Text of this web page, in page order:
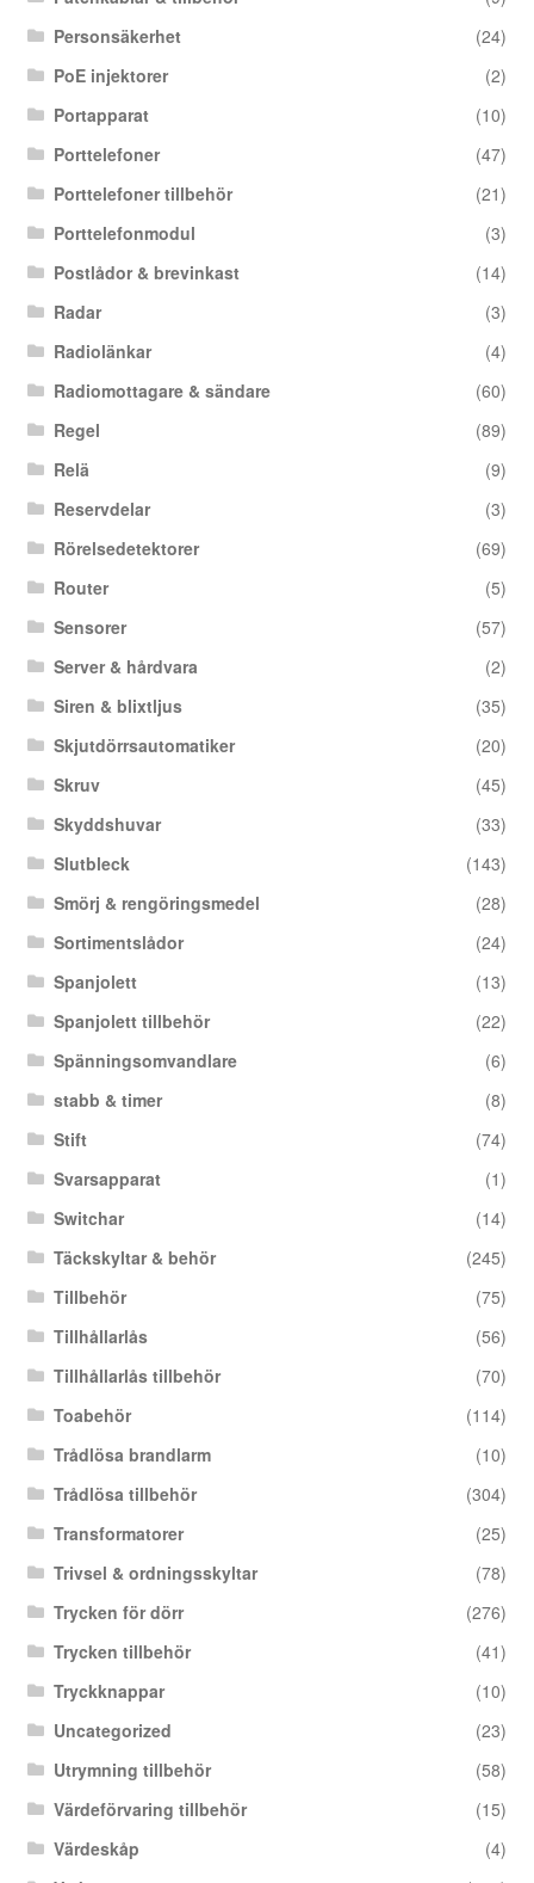
Personsäkerhet
(24)
PoE injektorer
(2)
Portapparat
(10)
Porttelefoner
(47)
Porttelefoner tillbehör
(21)
Porttelefonmodul
(3)
Postlådor & brevinkast
(14)
Radar
(3)
Radiolänkar
(4)
Radiomottagare & sändare
(60)
Regel
(89)
Relä
(9)
Reservdelar
(3)
Rörelsedetektorer
(69)
Router
(5)
Sensorer
(57)
Server & hårdvara
(2)
Siren & blixtljus
(35)
Skjutdörrsautomatiker
(20)
Skruv
(45)
Skyddshuvar
(33)
Slutbleck
(143)
Smörj & rengöringsmedel
(28)
Sortimentslådor
(24)
Spanjolett
(13)
Spanjolett tillbehör
(22)
Spänningsomvandlare
(6)
stabb & timer
(8)
Stift
(74)
Svarsapparat
(1)
Switchar
(14)
Täckskyltar & behör
(245)
Tillbehör
(75)
Tillhållarlås
(56)
Tillhållarlås tillbehör
(70)
Toabehör
(114)
Trådlösa brandlarm
(10)
Trådlösa tillbehör
(304)
Transformatorer
(25)
Trivsel & ordningsskyltar
(78)
Trycken för dörr
(276)
Trycken tillbehör
(41)
Tryckknappar
(10)
Uncategorized
(23)
Utrymning tillbehör
(58)
Värdeförvaring tillbehör
(15)
Värdeskåp
(4)